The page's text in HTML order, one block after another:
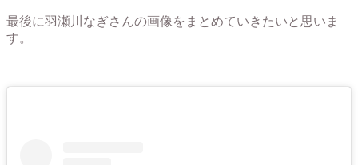
最後に羽瀬川なぎさんの画像をまとめていきたいと思いま
す。